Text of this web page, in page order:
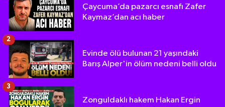
Çaycuma’da pazarcı esnafı Zafer
Kaymaz’dan acı haber
Evinde ölü bulunan 21 yaşındaki
Barış Alper'in ölüm nedeni belli oldu
2
Zonguldaklı hakem Hakan Ergin
3